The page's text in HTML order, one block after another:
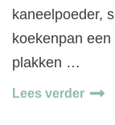
kaneelpoeder,
koekenpan
plakken …
Lees verder